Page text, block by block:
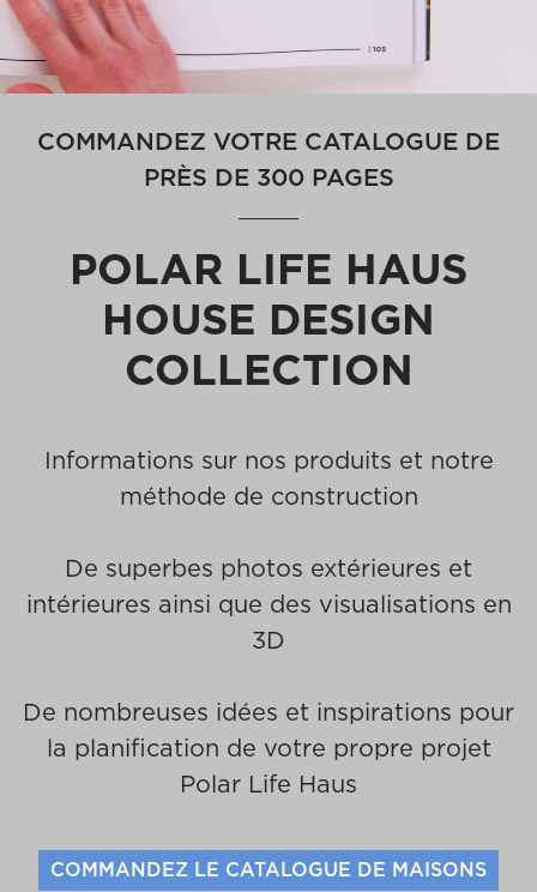
COMMANDEZ VOTRE CATALOGUE DE
PRÈS DE 300 PAGES
POLAR LIFE HAUS
HOUSE DESIGN
COLLECTION
Informations sur nos produits et notre
méthode de construction
De superbes photos extérieures et
intérieures ainsi que des visualisations en
3D
De nombreuses idées et inspirations pour
la planification de votre propre projet
Polar Life Haus
COMMANDEZ LE CATALOGUE DE MAISONS